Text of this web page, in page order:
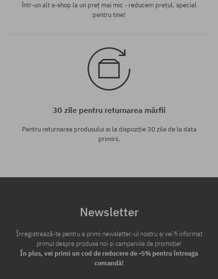
într-un alt e-shop la un preț mai mic - reducem prețul, special
pentru tine!
30 zile pentru returnarea mărfii
Pentru returnarea produsului ai la dispoziție 30 zile de la data
primirii.
Newsletter
Înregistrează-te pentru a primi newsletter-ul nostru și vei fi informat
primul despre produse noi și campaniile de promoție!
În plus, vei primi un cod de reducere de -5% pentru întreaga
comandă!